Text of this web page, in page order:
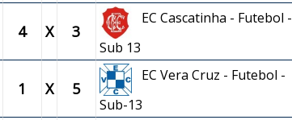
4 X 3
EC Cascatinha - Futebol -
Sub 13
1 X 5
EC Vera Cruz - Futebol -
Sub-13